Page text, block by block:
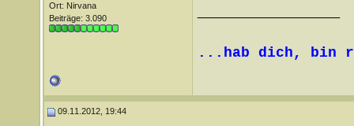
Ort: Nirvana
Beiträge: 3.090
...hab dich, bin
09.11.2012, 19:44